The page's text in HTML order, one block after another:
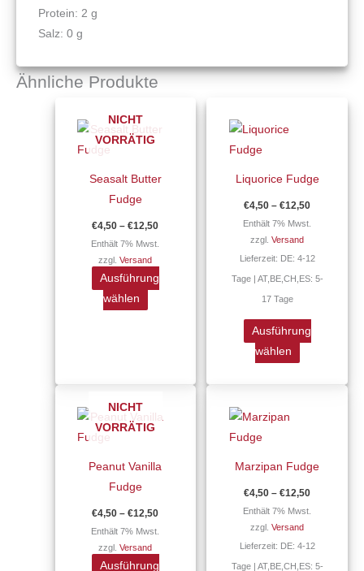
Protein: 2 g
Salz: 0 g
Ähnliche Produkte
NICHT
VORRÄTIG
Seasalt Butter
Fudge
€4,50 –€12,50
Preisspanne:
bis
Enthält 7% Mwst.
zzgl.Versand
Ausführung
wählen
Produkt
weist
Die
Optionen
können
auf
der
Liquorice Fudge
€4,50 –€12,50
Enthält 7% Mwst.
zzgl.Versand
Lieferzeit: DE: 4-12
Tage | AT,BE,CH,ES: 5-
17 Tage
Ausführung
wählen
Varianten
auf.
Die
Produktseite
NICHT
VORRÄTIG
Peanut Vanilla
Fudge
€4,50 –€12,50
Preisspanne:
bis
Enthält 7% Mwst.
zzgl.Versand
Ausführung
Produkt
weist
Die
Optionen
können
Marzipan Fudge
€4,50 –€12,50
Enthält 7% Mwst.
zzgl.Versand
Lieferzeit: DE: 4-12
Tage | AT,BE,CH,ES: 5-
Varianten
auf.
Die